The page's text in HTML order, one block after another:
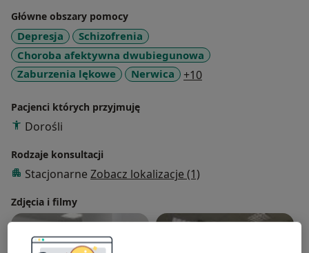
Główne obszary pomocy
Depresja
Schizofrenia
Choroba afektywna dwubiegunowa
Zaburzenia lękowe
Nerwica +10
Pacjenci których przyjmuję
Dorośli
Rodzaje konsultacji
Stacjonarne Zobacz lokalizacje (1)
Zdjęcia i filmy